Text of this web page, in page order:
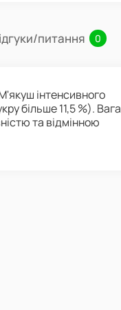
питання 0
інтенсивного
більше 11,5 %). Вага
та відмінною